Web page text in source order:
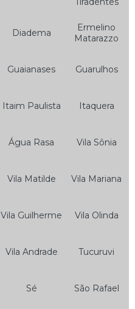
Diadema
Ermelino
Matarazzo
Guaianases Guarulhos
Itaim Paulista Itaquera
Água Rasa Vila Sônia
Vila Matilde Vila Mariana
Vila Guilherme Vila Olinda
Vila Andrade Tucuruvi
Sé São Rafael